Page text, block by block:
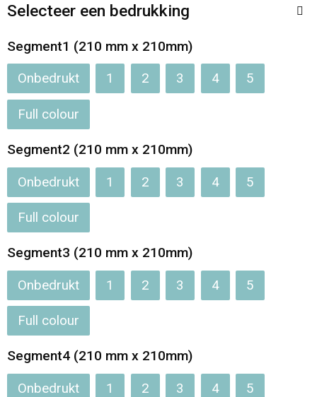
Rugzakken
Selecteer een bedrukking
Segment1 (210 mm x 210mm)
Onbedrukt 1 2 3 4 5
Full colour
Segment2 (210 mm x 210mm)
Onbedrukt 1 2 3 4 5
Full colour
Segment3 (210 mm x 210mm)
Onbedrukt 1 2 3 4 5
Full colour
Segment4 (210 mm x 210mm)
Onbedrukt 1 2 3 4 5